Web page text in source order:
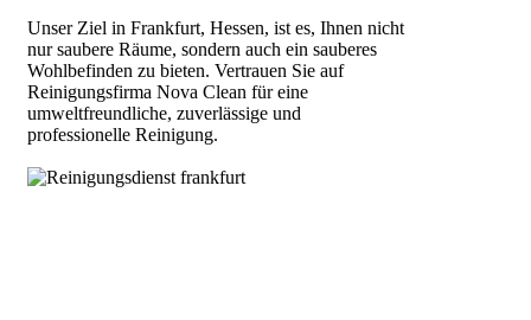
Unser Ziel in Frankfurt, Hessen, ist es, Ihnen nicht
nur saubere Räume, sondern auch ein sauberes
Wohlbefinden zu bieten. Vertrauen Sie auf
Reinigungsfirma Nova Clean für eine
umweltfreundliche, zuverlässige und
professionelle Reinigung.